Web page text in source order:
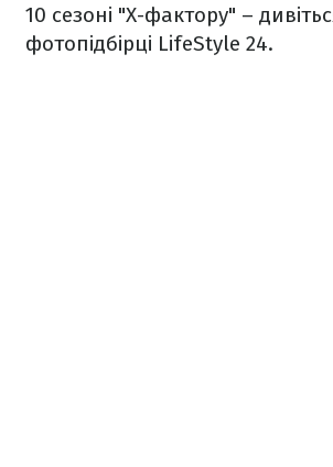
10 сезоні "Х-фактору" –
фотопідбірці LifeStyle 24.